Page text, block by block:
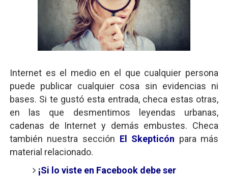
Internet es el medio en el que cualquier persona
puede publicar cualquier cosa sin evidencias ni
bases. Si te gustó esta entrada, checa estas otras,
en las que desmentimos leyendas urbanas,
cadenas de Internet y demás embustes. Checa
también nuestra sección El Skepticón para más
material relacionado.
¡Si lo viste en Facebook debe ser